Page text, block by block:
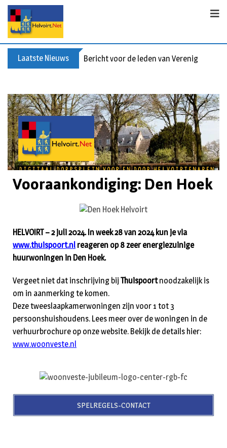
Laatste Nieuws Bericht voor de leden van Vereniging 55+
Vooraankondiging: Den Hoek
HELVOIRT – 2 juli 2024. In week 28 van 2024 kun je via
www.thuispoort.nl reageren op 8 zeer energiezuinige
huurwoningen in Den Hoek.
Vergeet niet dat inschrijving bij Thuispoortnoodzakelijk is
om in aanmerking te komen.
Deze tweeslaapkamerwoningen zijn voor 1 tot 3
persoonshuishoudens. Lees meer over de woningen in de
verhuurbrochure op onze website. Bekijk de details hier:
www.woonveste.nl
SPELREGELS-CONTACT